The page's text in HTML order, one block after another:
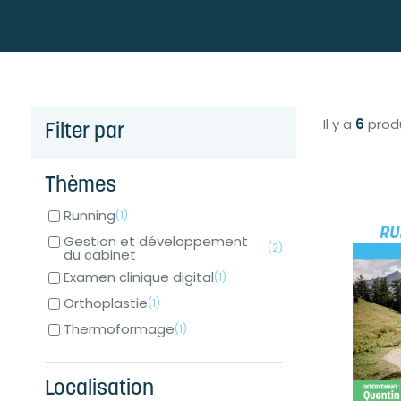
Filter par
Thèmes
Running(1)
Gestion et développement
du cabinet (2)
Examen clinique digital(1)
Orthoplastie(1)
Thermoformage(1)
Localisation
Il y a 6